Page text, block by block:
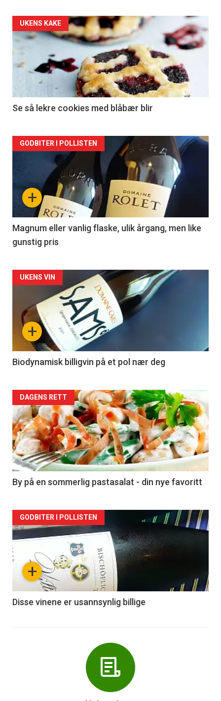
Forsiden
akkurat
nå
2
UKENS KAKE
Se så lekre cookies med blåbær blir
Forsiden
akkurat
nå
3
+
GODBITER I POLLISTEN
Magnum eller vanlig flaske, ulik årgang, men like
gunstig pris
Forsiden
akkurat
nå
4
+
UKENS VIN
Biodynamisk billigvin på et pol nær deg
Forsiden
akkurat
nå
-
5
DAGENS RETT
By på en sommerlig pastasalat - din nye favoritt
Forsiden
akkurat
nå
6
+
GODBITER I POLLISTEN
Disse vinene er usannsynlig billige